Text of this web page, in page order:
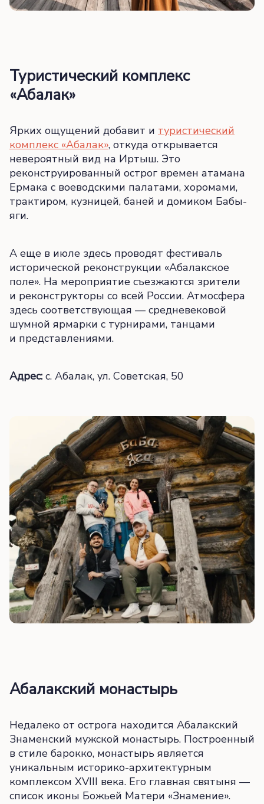
Туристический комплекс
«Абалак»
Ярких ощущений добавит и туристический
комплекс «Абалак», откуда открывается
невероятный вид на Иртыш. Это
реконструированный острог времен атамана
Ермака с воеводскими палатами, хоромами,
трактиром, кузницей, баней и домиком Бабы-
яги.
А еще в июле здесь проводят фестиваль
исторической реконструкции «Абалакское
поле». На мероприятие съезжаются зрители
и реконструкторы со всей России. Атмосфера
здесь соответствующая — средневековой
шумной ярмарки с турнирами, танцами
и представлениями.
Адрес: с. Абалак, ул. Советская, 50
Абалакский монастырь
Недалеко от острога находится Абалакский
Знаменский мужской монастырь. Построенный
в стиле барокко, монастырь является
уникальным историко-архитектурным
комплексом XVIII века. Его главная святыня —
список иконы Божьей Матери «Знамение».